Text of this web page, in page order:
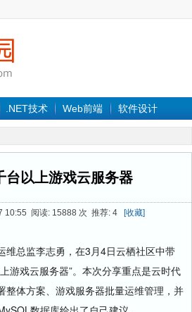
.NET技术 Web前端 软件设计
台以上游戏云服务器
10:55 阅读: 15888 次 推荐: 4 [收藏]
总监李志勇，在3月4日云栖社区中带
游戏云服务器”。本次分享重点是云时代
整体方案、游戏服务器批量运维管理，并